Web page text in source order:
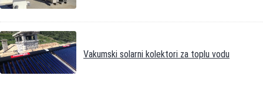
Vakumski solarni kolektori za toplu vodu